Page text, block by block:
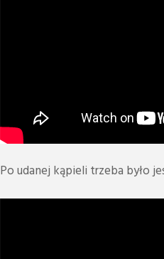
Po udanej kąpieli trzeba było